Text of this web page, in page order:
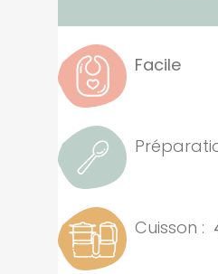
Facile
Cuisson :